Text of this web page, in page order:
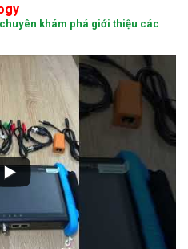
khám phá giới thiệu các